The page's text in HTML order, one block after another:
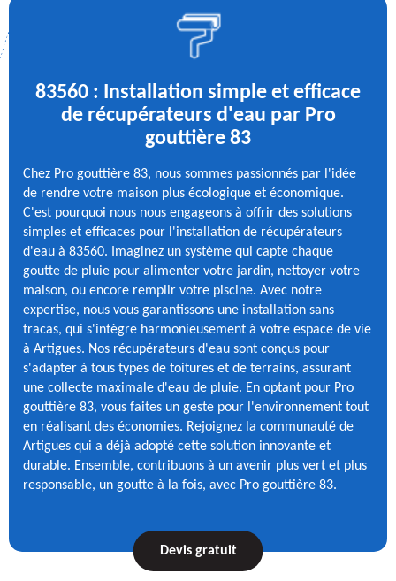
83560 : Installation simple et efficace
de récupérateurs d'eau par Pro
gouttière 83
Chez Pro gouttière 83, nous sommes passionnés par l'idée
de rendre votre maison plus écologique et économique.
C'est pourquoi nous nous engageons à offrir des solutions
simples et efficaces pour l'installation de récupérateurs
d'eau à 83560. Imaginez un système qui capte chaque
goutte de pluie pour alimenter votre jardin, nettoyer votre
maison, ou encore remplir votre piscine. Avec notre
expertise, nous vous garantissons une installation sans
tracas, qui s'intègre harmonieusement à votre espace de vie
à Artigues. Nos récupérateurs d'eau sont conçus pour
s'adapter à tous types de toitures et de terrains, assurant
une collecte maximale d'eau de pluie. En optant pour Pro
gouttière 83, vous faites un geste pour l'environnement tout
en réalisant des économies. Rejoignez la communauté de
Artigues qui a déjà adopté cette solution innovante et
durable. Ensemble, contribuons à un avenir plus vert et plus
responsable, un goutte à la fois, avec Pro gouttière 83.
Devis gratuit